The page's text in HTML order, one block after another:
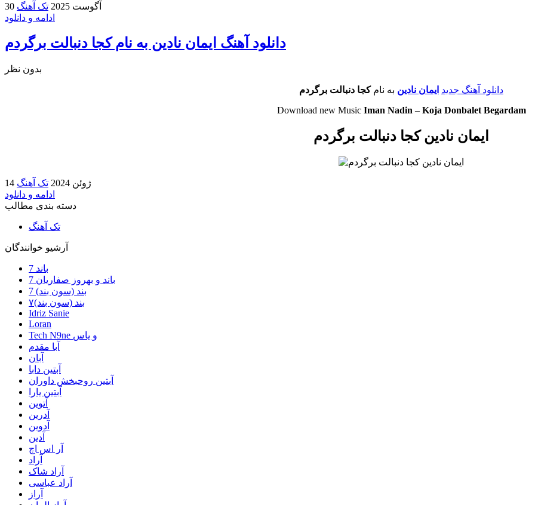
30 آگوست 2025
تک آهنگ
ادامه و دانلود
دانلود آهنگ ایمان نادین به نام کجا دنبالت برگردم
بدون نظر
دانلود آهنگ جدید ایمان نادین به نامکجا دنبالت برگردم
Download new Music Iman Nadin – Koja Donbalet Begardam
ایمان نادین کجا دنبالت برگردم
14 ژوئن 2024
تک آهنگ
ادامه و دانلود
دسته بندی مطالب
تک آهنگ
آرشیو خوانندگان
7 باند
7 باند و بهروز صفاریان
7 بند (سون بند)
۷بند (سون بند)
Idriz Sanie
Loran
Tech N9ne و یاس
آبا مقدم
آبان
آبتین دابا
آبتین روحبخش داوران
آبتین یارا
آتوین
آدرین
آدوین
آدین
آر اس اچ
آراد
آراد شاک
آراد عباسی
آراز